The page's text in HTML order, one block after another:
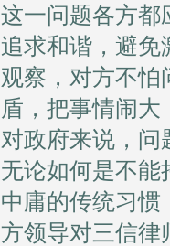
这一问题各方都
追求和谐，避免
观察，对方不怕
盾，把事情闹
对政府来说，
无论如何是不能
中庸的传统习惯
方领导对三信律